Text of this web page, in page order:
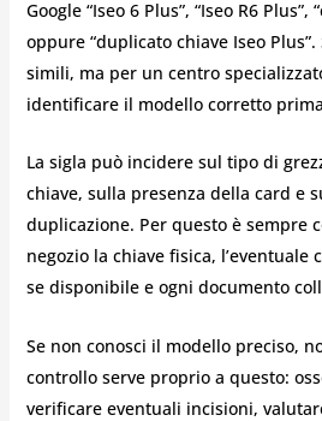
Google “Iseo 6 Plus”, “Iseo R6 Plus”,
oppure “duplicato chiave Iseo
simili, ma per un centro
identificare il modello corretto
La sigla può incidere sul tipo di
chiave, sulla presenza della card e
duplicazione. Per questo è sempre
negozio la chiave fisica, l’eventuale
se disponibile e ogni documento
Se non conosci il modello preciso,
controllo serve proprio a questo:
verificare eventuali incisioni,